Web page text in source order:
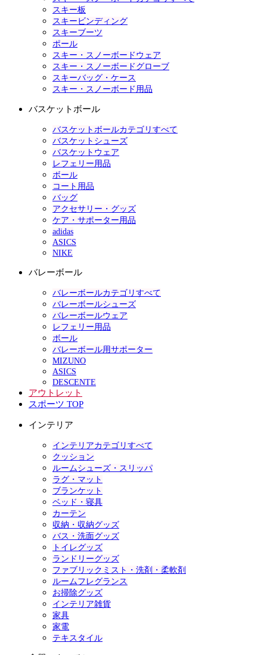
スキー板
スキービンディング
スキーブーツ
ポール
スキー・スノーボードウェア
スキー・スノーボードグローブ
スキーバッグ・ケース
スキー・スノーボード用品
バスケットボール
バスケットボールカテゴリすべて
バスケットシューズ
バスケットウェア
レフェリー用品
ボール
コート用品
バッグ
アクセサリー・グッズ
ケア・サポーター用品
adidas
ASICS
NIKE
バレーボール
バレーボールカテゴリすべて
バレーボールシューズ
バレーボールウェア
レフェリー用品
ボール
バレーボール用サポーター
MIZUNO
ASICS
DESCENTE
アウトレット
スポーツ TOP
インテリア
インテリアカテゴリすべて
クッション
ルームシューズ・スリッパ
ラグ・マット
ブランケット
ベッド・寝具
カーテン
収納・収納グッズ
バス・洗面グッズ
トイレグッズ
ランドリーグッズ
ファブリックミスト・洗剤・柔軟剤
ルームフレグランス
お掃除グッズ
インテリア雑貨
家具
家電
テキスタイル